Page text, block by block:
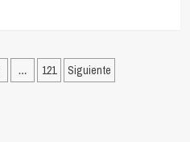
… 121 Siguiente